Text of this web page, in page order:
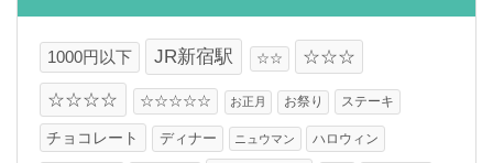
1000円以下 JR新宿駅 ☆☆ ☆☆☆
☆☆☆☆ ☆☆☆☆☆ お正月 お祭り ステーキ
チョコレート ディナー ニュウマン ハロウィン